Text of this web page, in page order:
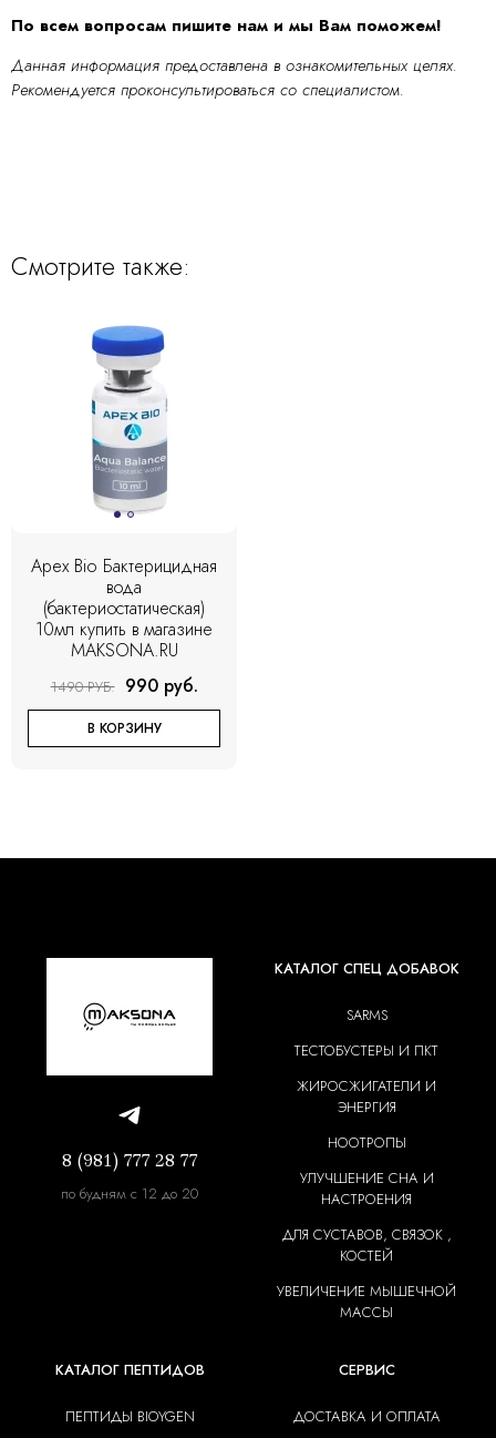
По всем вопросам пишите нам и мы Вам поможем!
Данная информация предоставлена в ознакомительных целях.
Рекомендуется проконсультироваться со специалистом.
Смотрите также:
Apex Bio Бактерицидная
вода
(бактериостатическая)
10мл купить в магазине
MAKSONA.RU
1490 РУБ. 990 руб.
В КОРЗИНУ
8 (981) 777 28 77
по будням с 12 до 20
КАТАЛОГ СПЕЦ ДОБАВОК
SARMS
ТЕСТОБУСТЕРЫ И ПКТ
ЖИРОСЖИГАТЕЛИ И
ЭНЕРГИЯ
НООТРОПЫ
УЛУЧШЕНИЕ СНА И
НАСТРОЕНИЯ
ДЛЯ СУСТАВОВ, СВЯЗОК ,
КОСТЕЙ
УВЕЛИЧЕНИЕ МЫШЕЧНОЙ
МАССЫ
КАТАЛОГ ПЕПТИДОВ
ПЕПТИДЫ BIOYGEN
СЕРВИС
ДОСТАВКА И ОПЛАТА